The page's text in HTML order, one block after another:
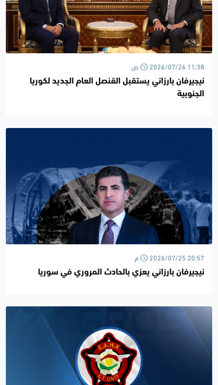
2026/07/26 11:38 ص
نيجيرفان بارزاني يستقبل القنصل العام الجديد لكوريا
الجنوبية
2026/07/25 20:57 م
نيجيرفان بارزاني يعزي بالحادث المروري في سوريا